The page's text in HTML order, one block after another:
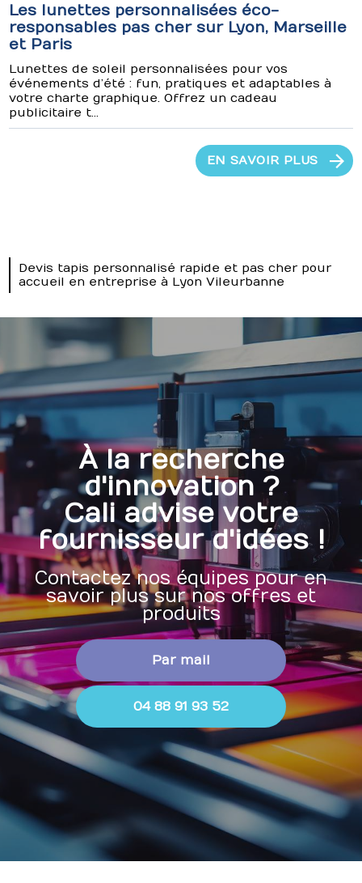
Les lunettes personnalisées éco-
responsables pas cher sur Lyon, Marseille
et Paris
Lunettes de soleil personnalisées pour vos
événements d’été : fun, pratiques et adaptables à
votre charte graphique. Offrez un cadeau
publicitaire t...
EN SAVOIR PLUS
Devis tapis personnalisé rapide et pas cher pour
accueil en entreprise à Lyon Vileurbanne
À la recherche
d'innovation ?
Cali advise votre
fournisseur d'idées !
Contactez nos équipes pour en
savoir plus sur nos offres et
produits
Par mail
04 88 91 93 52